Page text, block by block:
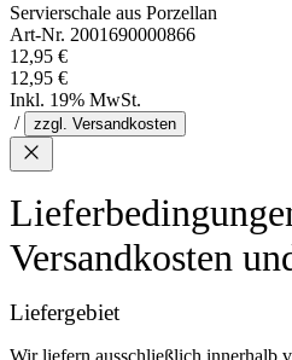
Servierschale aus Porzellan
Art-Nr. 2001690000866
12,95 €
12,95 €
Inkl. 19% MwSt.
/
zzgl. Versandkosten
Versandkosten
Liefergebiet
Wir liefern ausschließlich innerhalb